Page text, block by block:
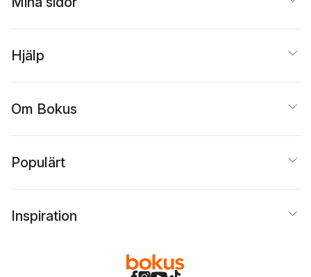
Hjälp
Om Bokus
Populärt
Inspiration